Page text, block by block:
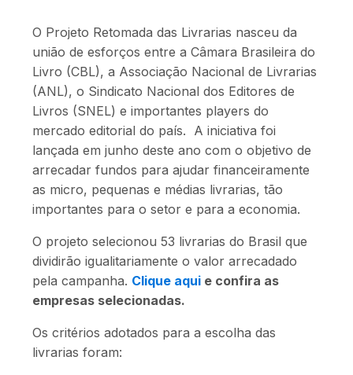
O Projeto Retomada das Livrarias nasceu da
união de esforços entre a Câmara Brasileira do
Livro (CBL), a Associação Nacional de Livrarias
(ANL), o Sindicato Nacional dos Editores de
Livros (SNEL) e importantes players do
mercado editorial do país. A iniciativa foi
lançada em junho deste ano com o objetivo de
arrecadar fundos para ajudar financeiramente
as micro, pequenas e médias livrarias, tão
importantes para o setor e para a economia.
O projeto selecionou 53 livrarias do Brasil que
dividirão igualitariamente o valor arrecadado
pela campanha. Clique aqui e confira as
empresas selecionadas.
Os critérios adotados para a escolha das
livrarias foram: